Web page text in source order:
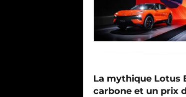
La mythique Lotus
carbone et un prix